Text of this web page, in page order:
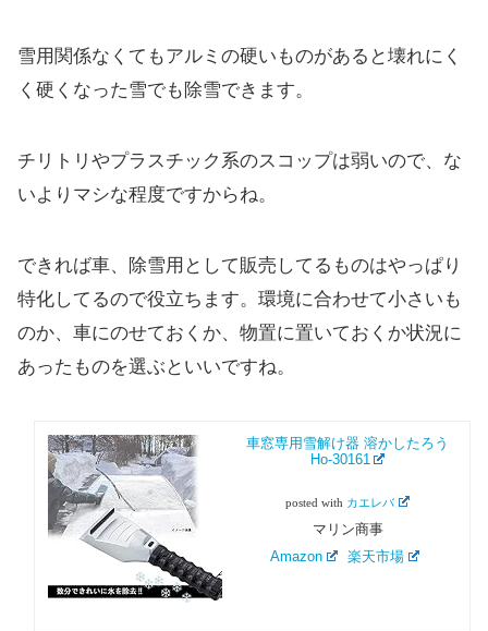
雪用関係なくてもアルミの硬いものがあると壊れにく
く硬くなった雪でも除雪できます。
チリトリやプラスチック系のスコップは弱いので、な
いよりマシな程度ですからね。
できれば車、除雪用として販売してるものはやっぱり
特化してるので役立ちます。環境に合わせて小さいも
のか、車にのせておくか、物置に置いておくか状況に
あったものを選ぶといいですね。
車窓専用雪解け器 溶かしたろう
Ho-30161
posted with カエレバ
マリン商事
Amazon
楽天市場